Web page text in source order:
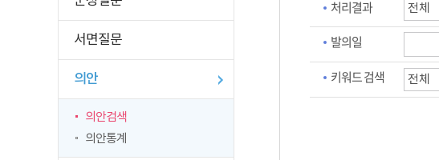
서면질문
의안
의안검색
의안통계
처리결과
발의일
키워드 검색